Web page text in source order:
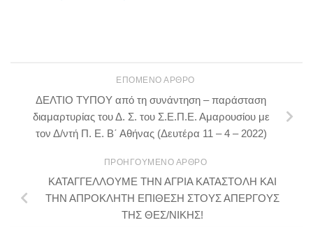
ΕΠΌΜΕΝΟ ΆΡΘΡΟ
ΔΕΛΤΙΟ ΤΥΠΟΥ από τη συνάντηση – παράσταση
διαμαρτυρίας του Δ. Σ. του Σ.Ε.Π.Ε. Αμαρουσίου με
τον Δ/ντή Π. Ε. Β΄ Αθήνας (Δευτέρα 11 – 4 – 2022)
ΠΡΟΗΓΟΎΜΕΝΟ ΆΡΘΡΟ
ΚΑΤΑΓΓΕΛΛΟΥΜΕ ΤΗΝ ΑΓΡΙΑ ΚΑΤΑΣΤΟΛΗ ΚΑΙ
ΤΗΝ ΑΠΡΟΚΛΗΤΗ ΕΠΙΘΕΣΗ ΣΤΟΥΣ ΑΠΕΡΓΟΥΣ
ΤΗΣ ΘΕΣ/ΝΙΚΗΣ!